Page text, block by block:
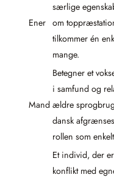
Ener
særlige
om
tilkommer én
mange.
Mand
Betegner et
i samfund og
ældre
dansk
rollen som
Et individ, der
konflikt med